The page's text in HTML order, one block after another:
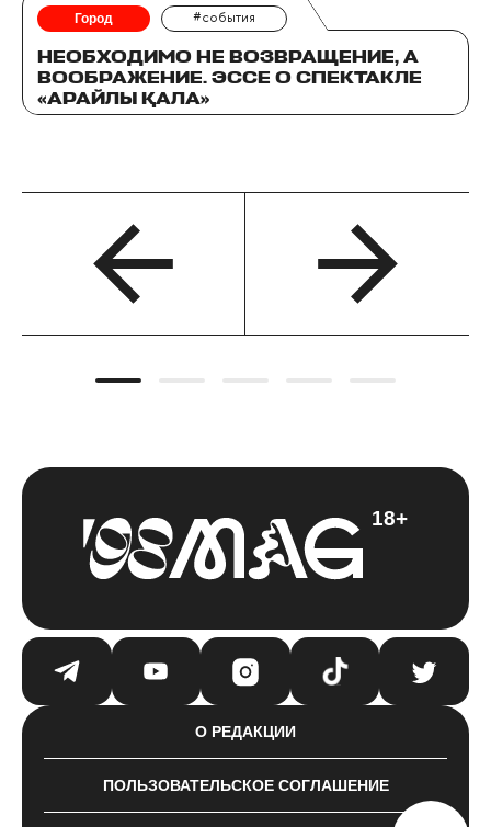
Город #события
НЕОБХОДИМО НЕ ВОЗВРАЩЕНИЕ, А
ВООБРАЖЕНИЕ. ЭССЕ О СПЕКТАКЛЕ
«АРАЙЛЫ ҚАЛА»
18+
О РЕДАКЦИИ
ПОЛЬЗОВАТЕЛЬСКОЕ СОГЛАШЕНИЕ